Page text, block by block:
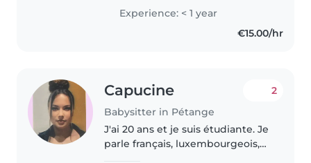
and patient person, I'm also very
easygoing. I'm very good with
Experience: < 1 year
€15.00/hr
Capucine
Babysitter in Pétange
2
J'ai 20 ans et je suis étudiante. Je
parle français, luxembourgeois,